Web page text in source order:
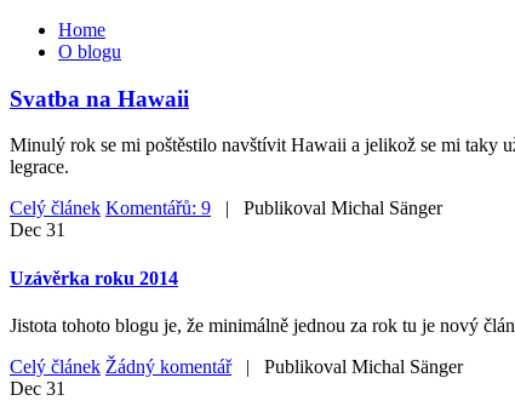
Home
O blogu
Svatba na Hawaii
Minulý rok se mi poštěstilo navštívit Hawaii a jelikož se mi taky
legrace.
Celý článek Komentářů: 9 | Publikoval Michal Sänger
Dec 31
Uzávěrka roku 2014
Jistota tohoto blogu je, že minimálně jednou za rok tu je nový
Celý článek Žádný komentář| Publikoval Michal Sänger
Dec 31